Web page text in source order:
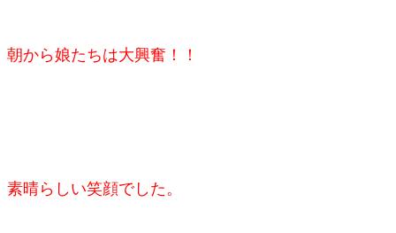
朝から娘たちは大興奮！！
素晴らしい笑顔でした。